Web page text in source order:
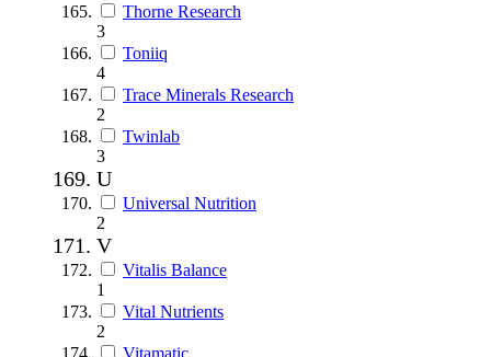
Thorne Research
3
Toniiq
4
Trace Minerals Research
2
Twinlab
3
U
Universal Nutrition
2
V
Vitalis Balance
1
Vital Nutrients
2
Vitamatic